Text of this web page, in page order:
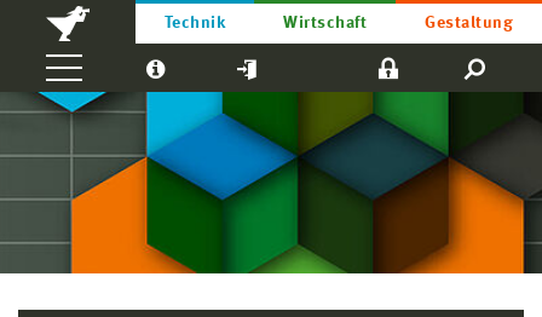
Technik Wirtschaft Gestaltung